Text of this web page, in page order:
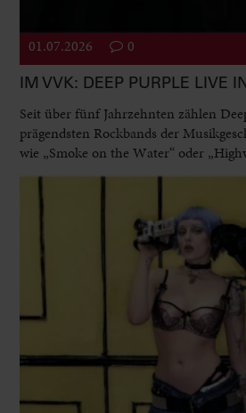
01.07.2026 0
IM VVK: DEEP PURPLE LIVE
Seit über fünf Jahrzehnten zählen
prägendsten Rockbands der
wie „Smoke on the Water“ oder